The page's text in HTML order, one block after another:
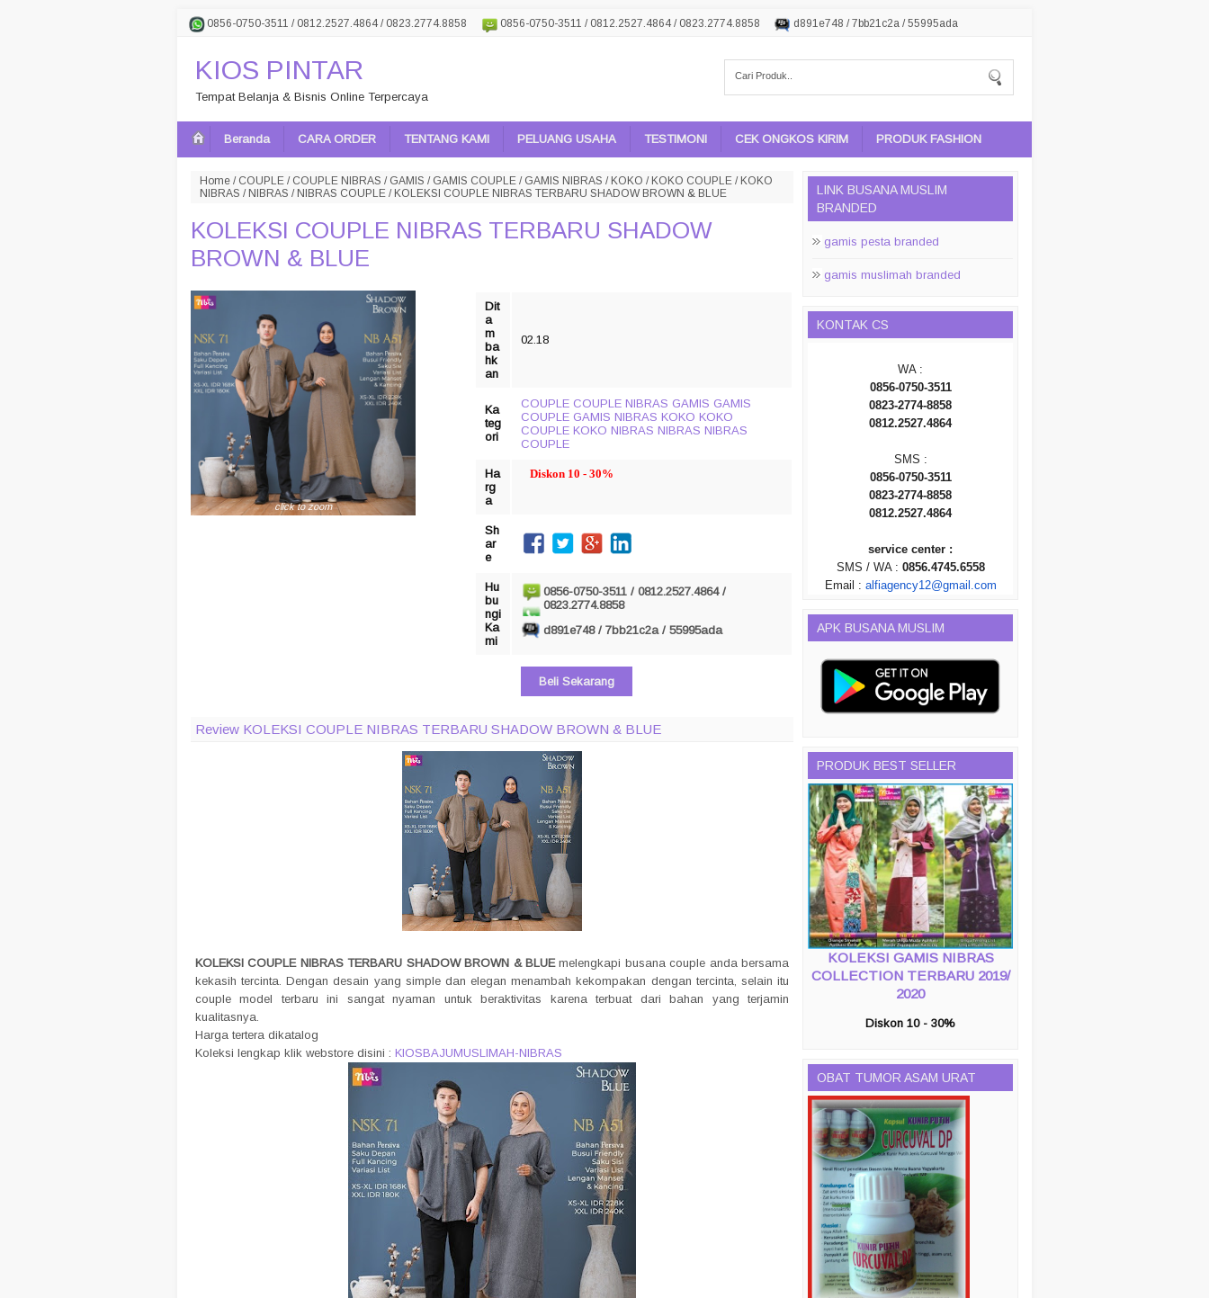
0856-0750-3511 / 0812.2527.4864 / 0823.2774.8858 0856-0750-3511 / 0812.2527.4864 / 0823.2774.8858 d891e748 / 7bb21c2a / 55995ada
KIOS PINTAR
Tempat Belanja & Bisnis Online Terpercaya
Beranda CARA ORDER TENTANG KAMI PELUANG USAHA TESTIMONI CEK ONGKOS KIRIM PRODUK FASHION
Home / COUPLE / COUPLE NIBRAS / GAMIS / GAMIS COUPLE / GAMIS NIBRAS / KOKO / KOKO COUPLE / KOKO
NIBRAS / NIBRAS / NIBRAS COUPLE / KOLEKSI COUPLE NIBRAS TERBARU SHADOW BROWN & BLUE
KOLEKSI COUPLE NIBRAS TERBARU SHADOW
BROWN & BLUE
click to zoom
Dit
a
m
ba
hk
an
02.18
Ka
teg
ori
COUPLE COUPLE NIBRAS GAMIS GAMIS
COUPLE GAMIS NIBRAS KOKO KOKO
COUPLE KOKO NIBRAS NIBRAS NIBRAS
COUPLE
Ha
rg
a
Diskon 10 - 30%
Sh
ar
e
Hu
bu
ngi
Ka
mi
0856-0750-3511 / 0812.2527.4864 /
0823.2774.8858
d891e748 / 7bb21c2a / 55995ada
Beli Sekarang
Review KOLEKSI COUPLE NIBRAS TERBARU SHADOW BROWN & BLUE
KOLEKSI COUPLE NIBRAS TERBARU SHADOW BROWN & BLUEmelengkapi busana couple anda bersama
kekasih tercinta. Dengan desain yang simple dan elegan menambah kekompakan dengan tercinta, selain itu
couple model terbaru ini sangat nyaman untuk beraktivitas karena terbuat dari bahan yang terjamin
kualitasnya.
Harga tertera dikatalog
Koleksi lengkap klik webstore disini : KIOSBAJUMUSLIMAH-NIBRAS
LINK BUSANA MUSLIM
BRANDED
gamis pesta branded
gamis muslimah branded
KONTAK CS
WA :
0856-0750-3511
0823-2774-8858
0812.2527.4864
SMS :
0856-0750-3511
0823-2774-8858
0812.2527.4864
service center :
SMS / WA : 0856.4745.6558
Email : alfiagency12@gmail.com
APK BUSANA MUSLIM
PRODUK BEST SELLER
KOLEKSI GAMIS NIBRAS
COLLECTION TERBARU 2019/
2020
Diskon 10 - 30%
OBAT TUMOR ASAM URAT